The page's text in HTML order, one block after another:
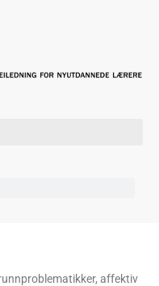
affektiv